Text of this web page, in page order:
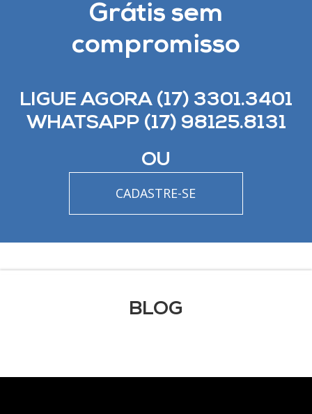
Grátis sem
compromisso
LIGUE AGORA (17) 3301.3401
WHATSAPP (17) 98125.8131
OU
CADASTRE-SE
BLOG